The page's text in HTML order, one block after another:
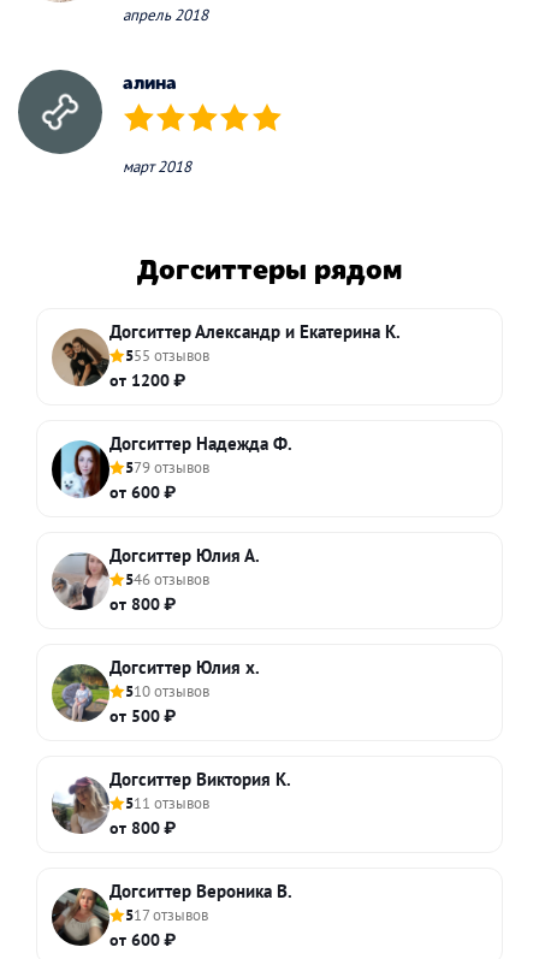
апрель 2018
алина
(*) (*) (*) (*) (*)
март 2018
Догситтеры рядом
Догситтер Александр и Екатерина К.
555 отзывов
от 1200 ₽
Догситтер Надежда Ф.
579 отзывов
от 600 ₽
Догситтер Юлия А.
546 отзывов
от 800 ₽
Догситтер Юлия х.
510 отзывов
от 500 ₽
Догситтер Виктория К.
511 отзывов
от 800 ₽
Догситтер Вероника В.
517 отзывов
от 600 ₽